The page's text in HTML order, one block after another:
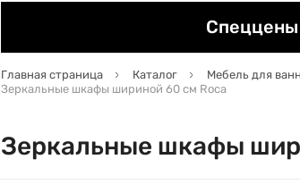
Спеццены
Главная страница Каталог Мебель для
Зеркальные шкафы шириной 60 см Roca
Зеркальные шкафы